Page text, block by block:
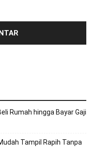
Rumah hingga Bayar Gaji
Tampil Rapih Tanpa